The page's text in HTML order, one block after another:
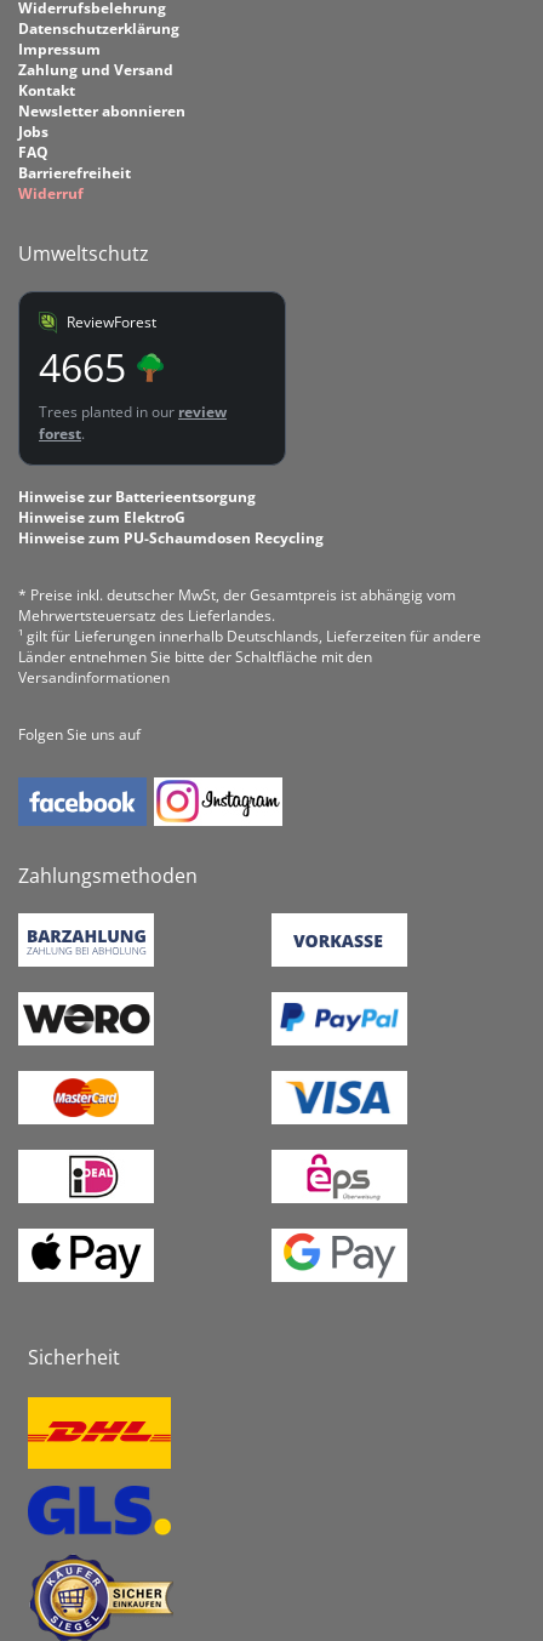
Widerrufsbelehrung
Datenschutzerklärung
Impressum
Zahlung und Versand
Kontakt
Newsletter abonnieren
Jobs
FAQ
Barrierefreiheit
Widerruf
Umweltschutz
ReviewForest
4665
Trees planted in our review
forest.
Hinweise zur Batterieentsorgung
Hinweise zum ElektroG
Hinweise zum PU-Schaumdosen Recycling
* Preise inkl. deutscher MwSt, der Gesamtpreis ist abhängig vom
Mehrwertsteuersatz des Lieferlandes.
¹ gilt für Lieferungen innerhalb Deutschlands, Lieferzeiten für andere
Länder entnehmen Sie bitte der Schaltfläche mit den
Versandinformationen
Folgen Sie uns auf
Zahlungsmethoden
Sicherheit